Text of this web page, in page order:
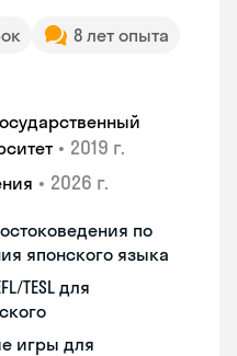
8 лет опыта
• 2019 г.
• 2026 г.
по
японского языка
TESL для
игры для